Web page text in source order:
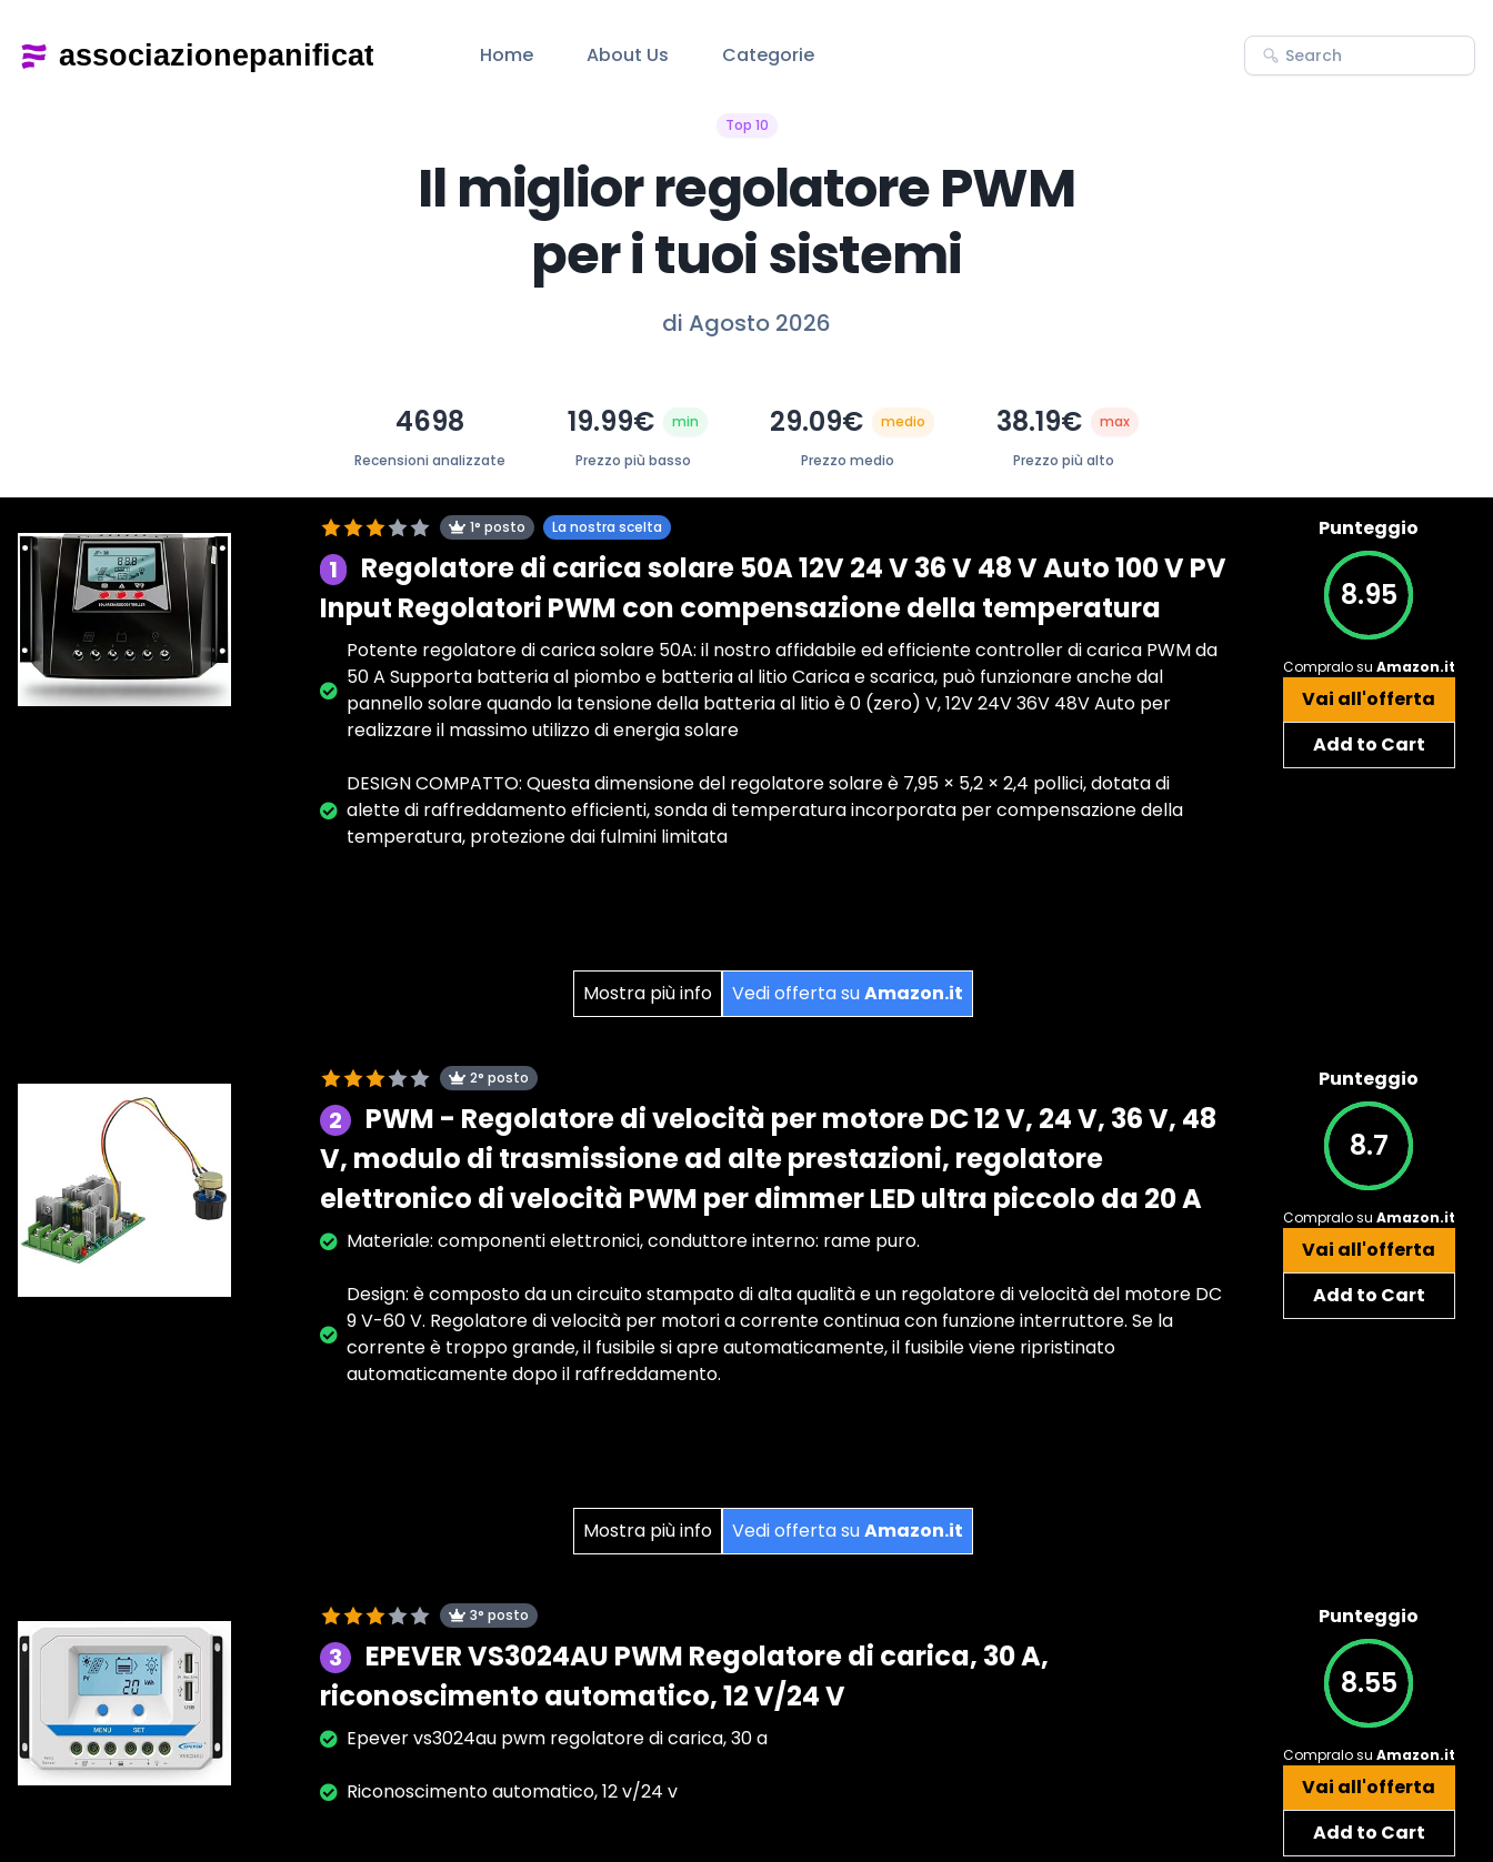
Home About Us Categorie
Top 10
Il miglior regolatore PWM
per i tuoi sistemi
di Agosto 2026
4698
Recensioni analizzate
19.99€ min
Prezzo più basso
29.09€ medio
Prezzo medio
38.19€ max
Prezzo più alto
1° posto La nostra scelta
1
Regolatore di carica solare 50A 12V 24 V 36 V 48 V Auto 100 V PV
Input Regolatori PWM con compensazione della temperatura
Potente regolatore di carica solare 50A: il nostro affidabile ed efficiente controller di carica PWM da
50 A Supporta batteria al piombo e batteria al litio Carica e scarica, può funzionare anche dal
pannello solare quando la tensione della batteria al litio è 0 (zero) V, 12V 24V 36V 48V Auto per
realizzare il massimo utilizzo di energia solare
DESIGN COMPATTO: Questa dimensione del regolatore solare è 7,95 × 5,2 × 2,4 pollici, dotata di
alette di raffreddamento efficienti, sonda di temperatura incorporata per compensazione della
temperatura, protezione dai fulmini limitata
Mostra più info Vedi offerta suAmazon.it
Punteggio
8.95
Compralo su Amazon.it
Vai all'offerta
Add to Cart
2° posto
2
PWM - Regolatore di velocità per motore DC 12 V, 24 V, 36 V, 48
V, modulo di trasmissione ad alte prestazioni, regolatore
elettronico di velocità PWM per dimmer LED ultra piccolo da 20 A
Materiale: componenti elettronici, conduttore interno: rame puro.
Design: è composto da un circuito stampato di alta qualità e un regolatore di velocità del motore DC
9 V-60 V. Regolatore di velocità per motori a corrente continua con funzione interruttore. Se la
corrente è troppo grande, il fusibile si apre automaticamente, il fusibile viene ripristinato
automaticamente dopo il raffreddamento.
Mostra più info Vedi offerta suAmazon.it
Punteggio
8.7
Compralo su Amazon.it
Vai all'offerta
Add to Cart
3° posto
3
EPEVER VS3024AU PWM Regolatore di carica, 30 A,
riconoscimento automatico, 12 V/24 V
Epever vs3024au pwm regolatore di carica, 30 a
Riconoscimento automatico, 12 v/24 v
Punteggio
8.55
Compralo su Amazon.it
Vai all'offerta
Add to Cart